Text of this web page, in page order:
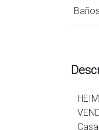
Baños